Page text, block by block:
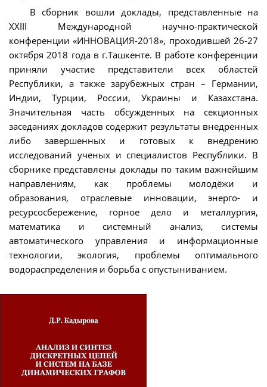
В сборник вошли доклады, представленные на
XXIII Международной научно-практической
конференции «ИННОВАЦИЯ-2018», проходившей 26-27
октября 2018 года в г.Ташкенте. В работе конференции
приняли участие представители всех областей
Республики, а также зарубежных стран – Германии,
Индии, Турции, России, Украины и Казахстана.
Значительная часть обсужденных на секционных
заседаниях докладов содержит результаты внедренных
либо завершенных и готовых к внедрению
исследований ученых и специалистов Республики. В
сборнике представлены доклады по таким важнейшим
направлениям, как проблемы молодёжи и
образования, отраслевые инновации, энерго- и
ресурсосбережение, горное дело и металлургия,
математика и системный анализ, системы
автоматического управления и информационные
технологии, экология, проблемы оптимального
водораспределения и борьба с опустыниванием.